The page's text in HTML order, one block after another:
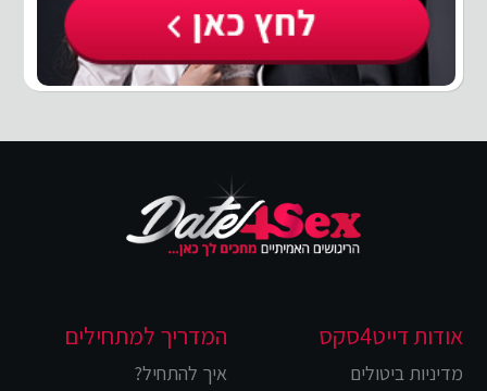
אודות דייט4סקס
מדיניות ביטולים
המדריך למתחילים
איך להתחיל?